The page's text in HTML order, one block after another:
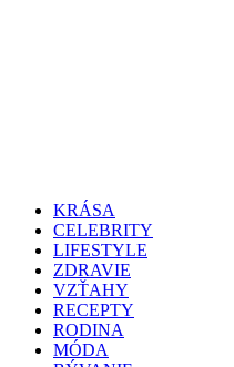
KRÁSA
CELEBRITY
LIFESTYLE
ZDRAVIE
VZŤAHY
RECEPTY
RODINA
MÓDA